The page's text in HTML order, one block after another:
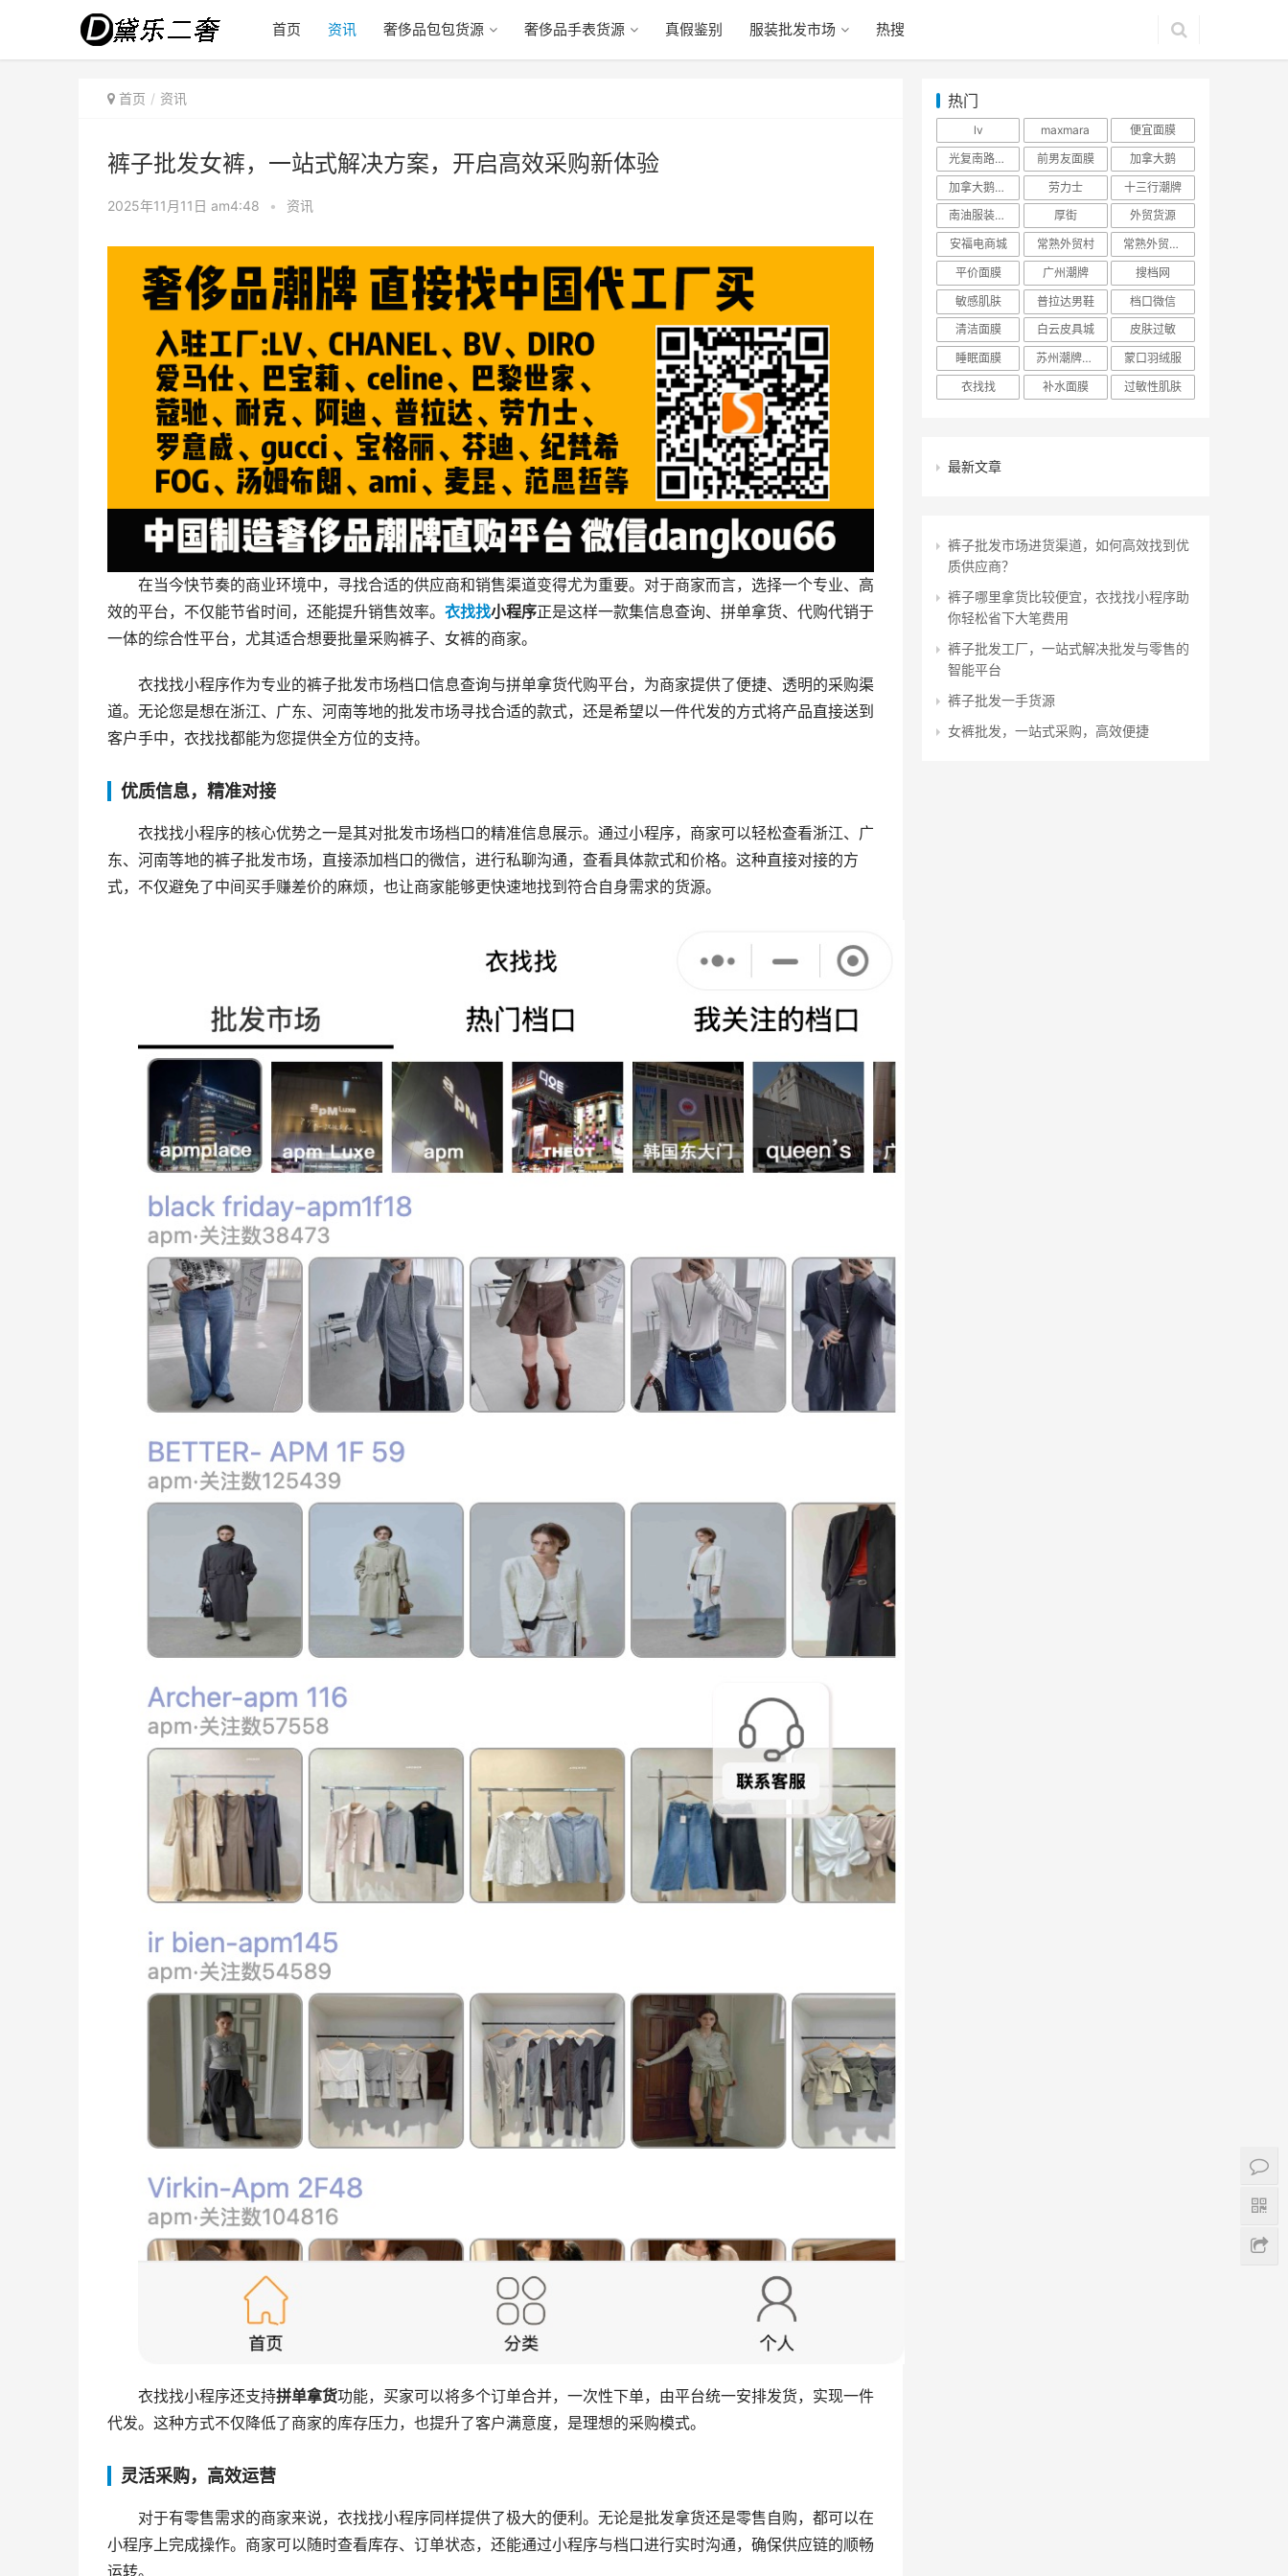
首页 资讯 奢侈品包包货源 奢侈品手表货源 真假鉴别 服装批发市场 热搜
首页 资讯
裤子批发女裤，一站式解决方案，开启高效采购新体验
2025年11月11日 am4:48 • 资讯
在当今快节奏的商业环境中，寻找合适的供应商和销售渠道变得尤为重要。对于商家而言，选择一个专业、高
效的平台，不仅能节省时间，还能提升销售效率。 衣找找小程序正是这样一款集信息查询、拼单拿货、代购代销于
一体的综合性平台，尤其适合想要批量采购裤子、女裤的商家。
衣找找小程序作为专业的裤子批发市场档口信息查询与拼单拿货代购平台，为商家提供了便捷、透明的采购渠
道。无论您是想在浙江、广东、河南等地的批发市场寻找合适的款式，还是希望以一件代发的方式将产品直接送到
客户手中，衣找找都能为您提供全方位的支持。
优质信息，精准对接
衣找找小程序的核心优势之一是其对批发市场档口的精准信息展示。通过小程序，商家可以轻松查看浙江、广
东、河南等地的裤子批发市场，直接添加档口的微信，进行私聊沟通，查看具体款式和价格。这种直接对接的方
式，不仅避免了中间买手赚差价的麻烦，也让商家能够更快速地找到符合自身需求的货源。
衣找找小程序还支持拼单拿货功能，买家可以将多个订单合并，一次性下单，由平台统一安排发货，实现一件
代发。这种方式不仅降低了商家的库存压力，也提升了客户满意度，是理想的采购模式。
灵活采购，高效运营
对于有零售需求的商家来说，衣找找小程序同样提供了极大的便利。无论是批发拿货还是零售自购，都可以在
小程序上完成操作。商家可以随时查看库存、订单状态，还能通过小程序与档口进行实时沟通，确保供应链的顺畅
运转。
热门
lv maxmara
便宜面膜
光复南路潮牌
前男友面膜
加拿大鹅
加拿大鹅羽绒服
劳力士
十三行潮牌
南油服装批发市场
厚街
外贸货源
安福电商城
常熟外贸村
常熟外贸村货源
平价面膜
广州潮牌
搜档网
敏感肌肤
普拉达男鞋
档口微信
清洁面膜
白云皮具城
皮肤过敏
睡眠面膜
苏州潮牌货源
蒙口羽绒服
衣找找
补水面膜 过敏性肌肤
最新文章
裤子批发市场进货渠道，如何高效找到优
质供应商？
裤子哪里拿货比较便宜，衣找找小程序助
你轻松省下大笔费用
裤子批发工厂，一站式解决批发与零售的
智能平台
裤子批发一手货源
女裤批发，一站式采购，高效便捷